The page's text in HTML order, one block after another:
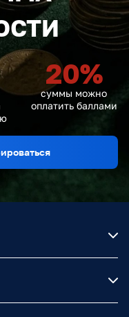
20%
суммы можно
оплатить баллами